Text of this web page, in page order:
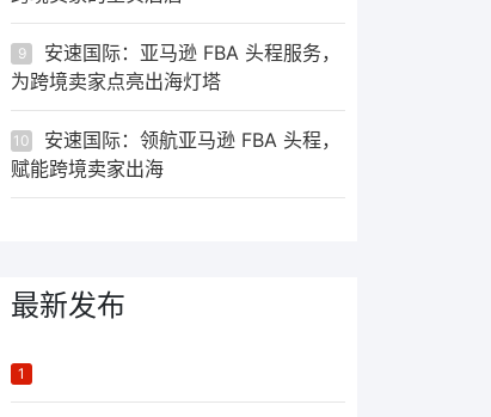
9
安速国际：亚马逊 FBA 头程服务，
为跨境卖家点亮出海灯塔
10
安速国际：领航亚马逊 FBA 头程，
赋能跨境卖家出海
最新发布
1